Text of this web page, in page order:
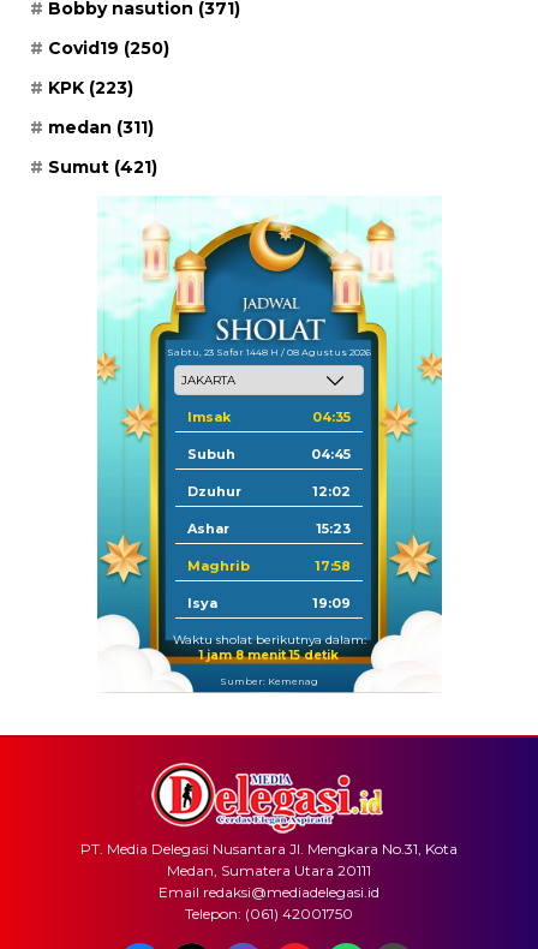
Bobby nasution (371)
Covid19 (250)
KPK (223)
medan (311)
Sumut (421)
Sabtu, 23 Safar 1448 H / 08 Agustus 2026
Imsak 04:35
Subuh 04:45
Dzuhur 12:02
Ashar 15:23
Maghrib 17:58
Isya 19:09
Waktu sholat berikutnya dalam:
1 jam 8 menit 15 detik
Sumber: Kemenag
PT. Media Delegasi Nusantara Jl. Mengkara No.31, Kota
Medan, Sumatera Utara 20111
Email redaksi@mediadelegasi.id
Telepon: (061) 42001750